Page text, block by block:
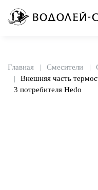
Главная Смесители
Внешняя часть
3 потребителя Hedo